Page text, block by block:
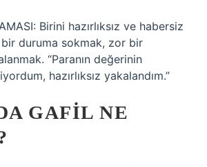
Birini hazırlıksız ve habersiz
duruma sokmak, zor bir
“Paranın değerinin
hazırlıksız yakalandım.”
GAFIL NE